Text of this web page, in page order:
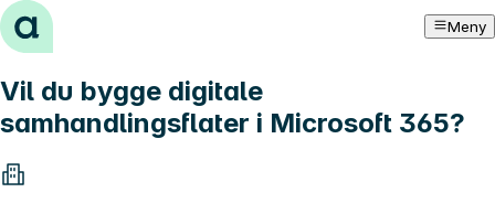
Hopp til innhold Meny
Vil du bygge digitale
samhandlingsflater i Microsoft 365?